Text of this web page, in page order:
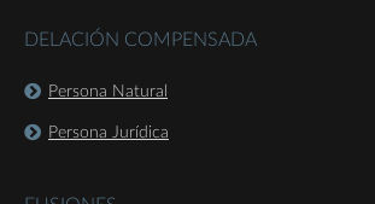
DELACIÓN COMPENSADA
Persona Natural
Persona Jurídica